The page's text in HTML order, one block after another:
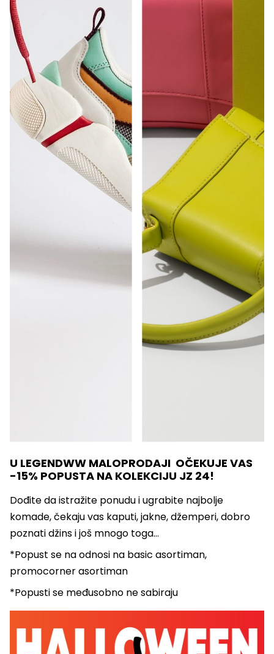
U LEGENDWW MALOPRODAJI OČEKUJE VAS
-15% POPUSTA NA KOLEKCIJU JZ 24!
Dođite da istražite ponudu i ugrabite najbolje
komade, čekaju vas kaputi, jakne, džemperi, dobro
poznati džins i još mnogo toga…
*Popust se na odnosi na basic asortiman,
promocorner asortiman
*Popusti se međusobno ne sabiraju